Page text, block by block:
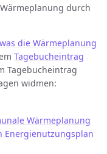
durch
was die Wärmeplanung
Tagebucheintrag
Tagebucheintrag
widmen:
Wärmeplanung
Energienutzungsplan